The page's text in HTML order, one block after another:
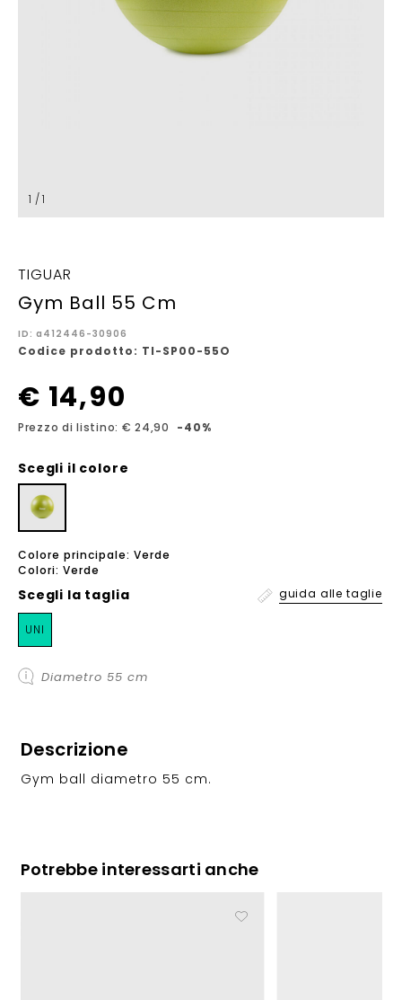
1 / 1
TIGUAR
Gym Ball 55 Cm
ID: a412446-30906
Codice prodotto: TI-SP00-55O
€ 14,90
Prezzo di listino: € 24,90 -40%
Scegli il colore
Colore principale: Verde
Colori: Verde
Scegli la taglia guida alle taglie
UNI
Diametro 55 cm
Descrizione
Gym ball diametro 55 cm.
Potrebbe interessarti anche